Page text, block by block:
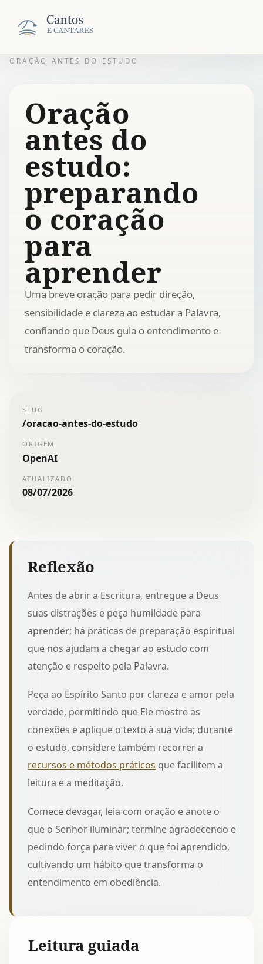
ORAÇÃO ANTES DO ESTUDO
Oração
antes do
estudo:
preparando
o coração
para
aprender
Uma breve oração para pedir direção,
sensibilidade e clareza ao estudar a Palavra,
confiando que Deus guia o entendimento e
transforma o coração.
SLUG
/oracao-antes-do-estudo
ORIGEM
OpenAI
ATUALIZADO
08/07/2026
Reflexão
Antes de abrir a Escritura, entregue a Deus
suas distrações e peça humildade para
aprender; há práticas de preparação espiritual
que nos ajudam a chegar ao estudo com
atenção e respeito pela Palavra.
Peça ao Espírito Santo por clareza e amor pela
verdade, permitindo que Ele mostre as
conexões e aplique o texto à sua vida; durante
o estudo, considere também recorrer a
recursos e métodos práticos que facilitem a
leitura e a meditação.
Comece devagar, leia com oração e anote o
que o Senhor iluminar; termine agradecendo e
pedindo força para viver o que foi aprendido,
cultivando um hábito que transforma o
entendimento em obediência.
Leitura guiada